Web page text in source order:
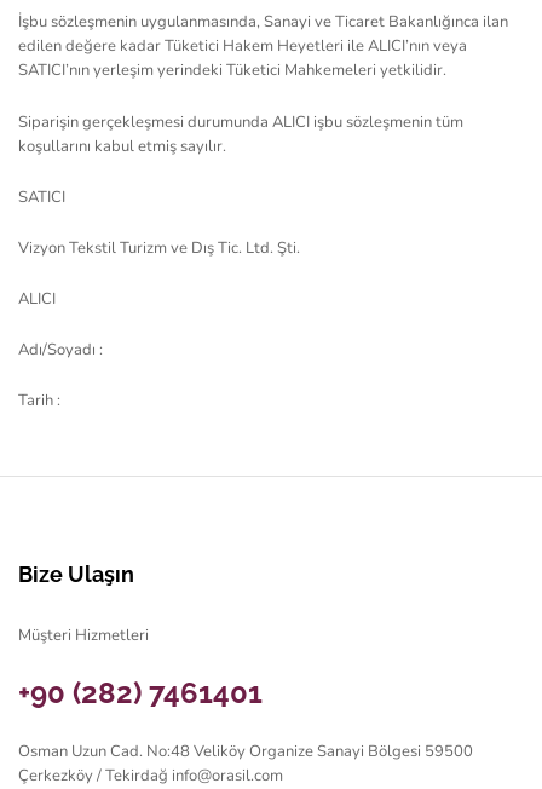
İşbu sözleşmenin uygulanmasında, Sanayi ve Ticaret Bakanlığınca ilan
edilen değere kadar Tüketici Hakem Heyetleri ile ALICI’nın veya
SATICI’nın yerleşim yerindeki Tüketici Mahkemeleri yetkilidir.
Siparişin gerçekleşmesi durumunda ALICI işbu sözleşmenin tüm
koşullarını kabul etmiş sayılır.
SATICI
Vizyon Tekstil Turizm ve Dış Tic. Ltd. Şti.
ALICI
Adı/Soyadı :
Tarih :
Bize Ulaşın
Müşteri Hizmetleri
+90 (282) 7461401
Osman Uzun Cad. No:48 Veliköy Organize Sanayi Bölgesi 59500
Çerkezköy / Tekirdağ info@orasil.com